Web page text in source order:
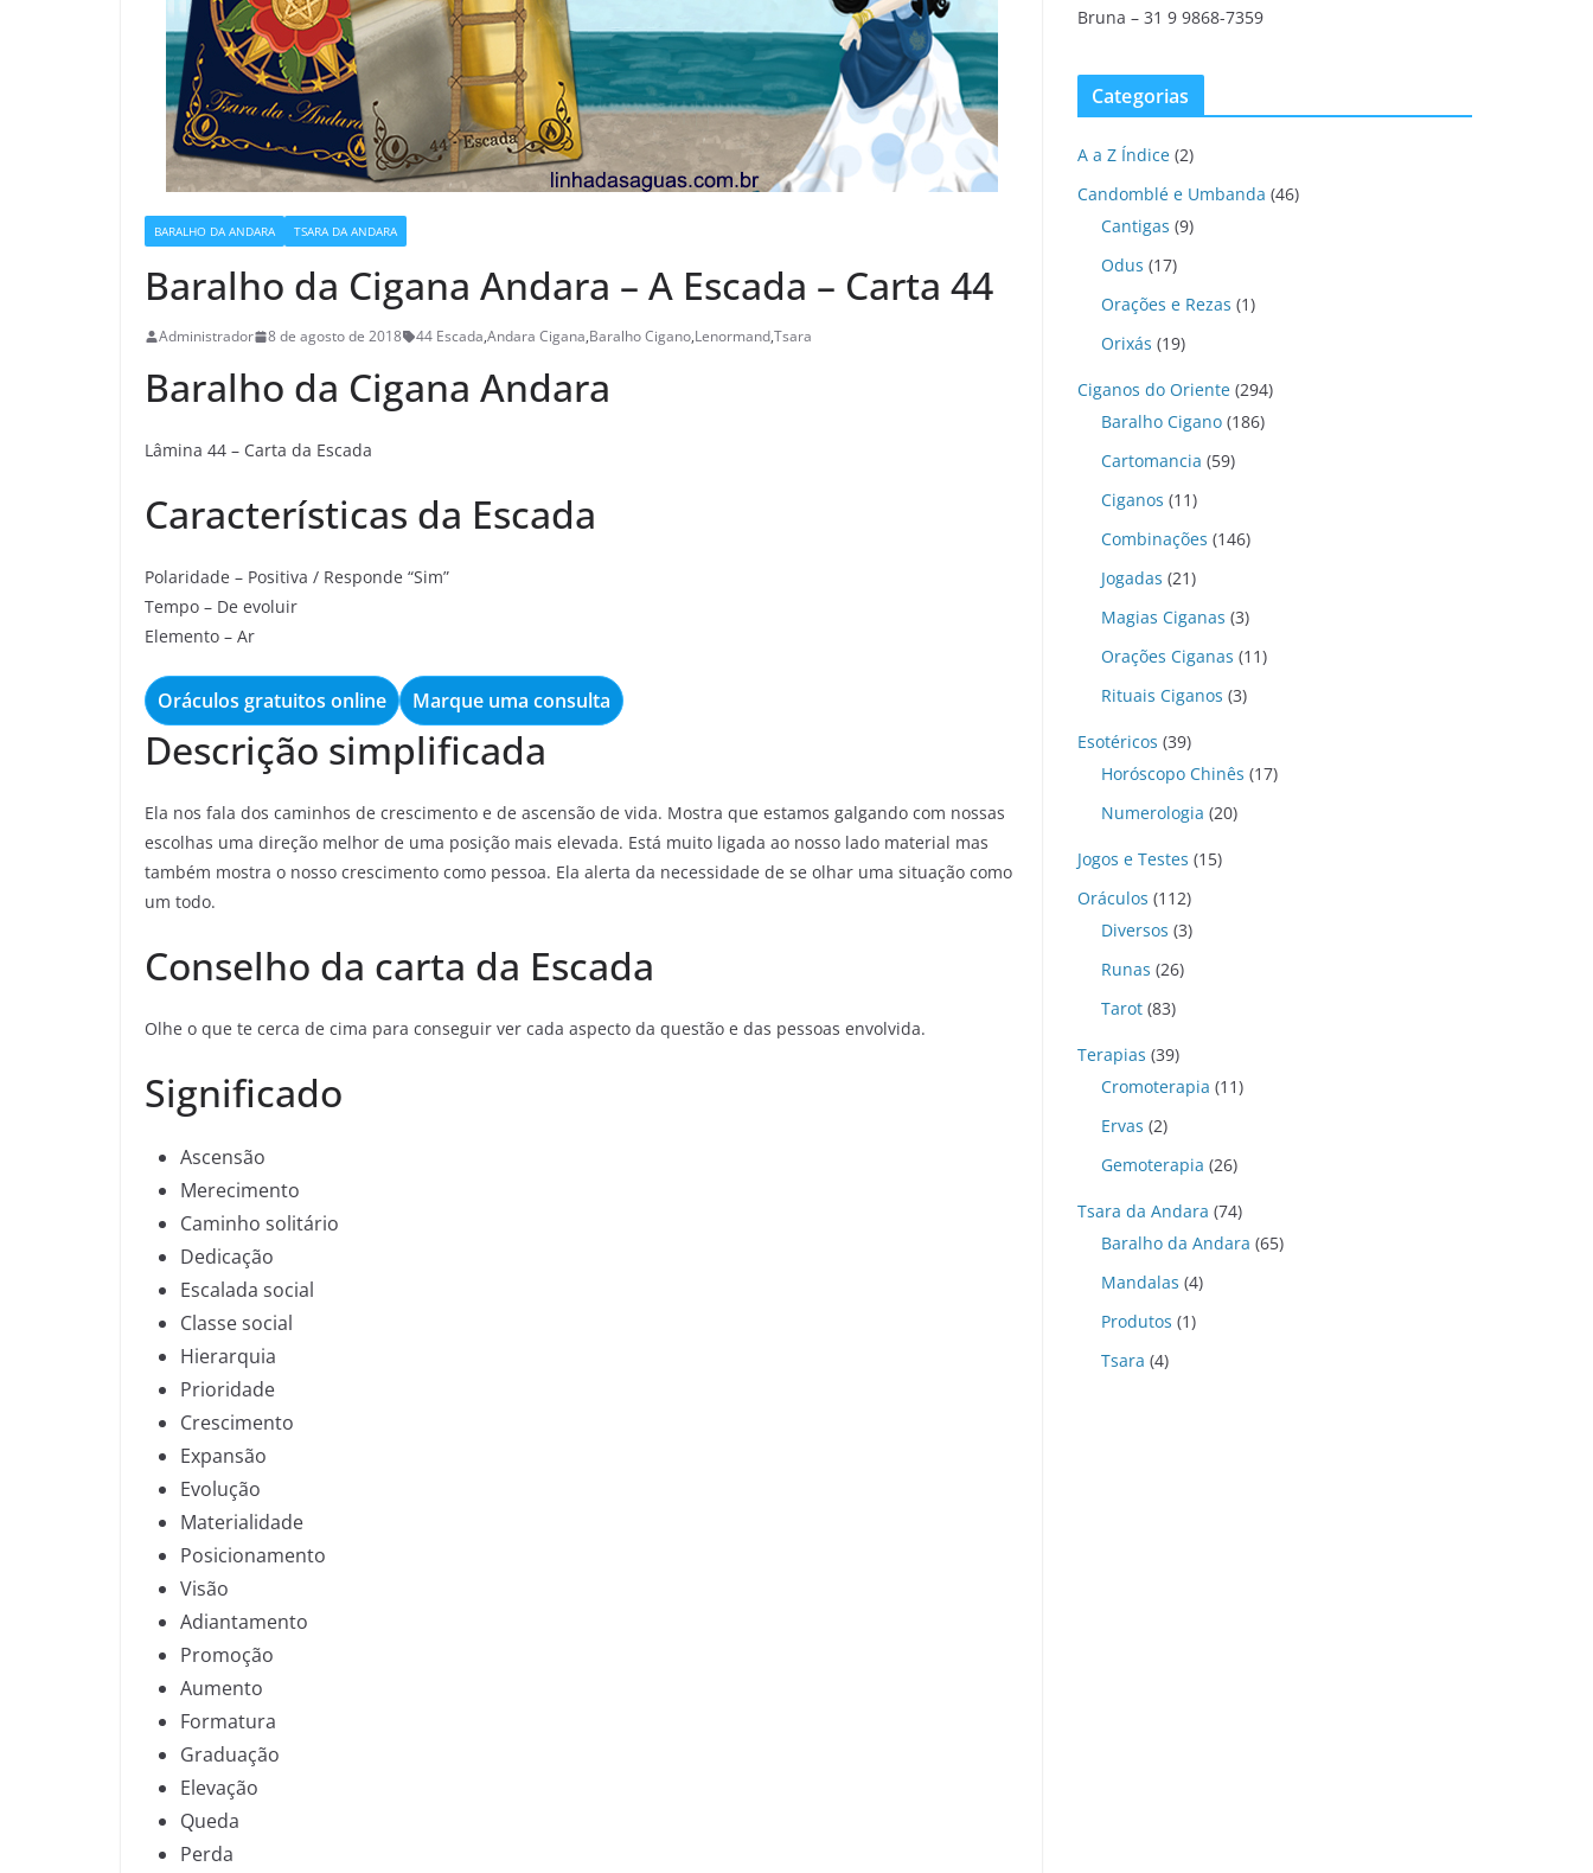
BARALHO DA ANDARA TSARA DA ANDARA
Baralho da Cigana Andara – A Escada – Carta 44
Administrador 8 de agosto de 2018 44 Escada,Andara Cigana,Baralho Cigano,Lenormand,Tsara
Baralho da Cigana Andara
Lâmina 44 – Carta da Escada
Características da Escada
Polaridade – Positiva / Responde “Sim”
Tempo – De evoluir
Elemento – Ar
Oráculos gratuitos online Marque uma consulta
Descrição simplificada
Ela nos fala dos caminhos de crescimento e de ascensão de vida. Mostra que estamos galgando com nossas
escolhas uma direção melhor de uma posição mais elevada. Está muito ligada ao nosso lado material mas
também mostra o nosso crescimento como pessoa. Ela alerta da necessidade de se olhar uma situação como
um todo.
Conselho da carta da Escada
Olhe o que te cerca de cima para conseguir ver cada aspecto da questão e das pessoas envolvida.
Significado
Ascensão
Merecimento
Caminho solitário
Dedicação
Escalada social
Classe social
Hierarquia
Prioridade
Crescimento
Expansão
Evolução
Materialidade
Posicionamento
Visão
Adiantamento
Promoção
Aumento
Formatura
Graduação
Elevação
Queda
Perda
Bruna – 31 9 9868-7359
Categorias
A a Z Índice (2)
Candomblé e Umbanda (46)
Cantigas (9)
Odus (17)
Orações e Rezas (1)
Orixás (19)
Ciganos do Oriente (294)
Baralho Cigano (186)
Cartomancia (59)
Ciganos (11)
Combinações (146)
Jogadas (21)
Magias Ciganas (3)
Orações Ciganas (11)
Rituais Ciganos (3)
Esotéricos (39)
Horóscopo Chinês (17)
Numerologia (20)
Jogos e Testes (15)
Oráculos (112)
Diversos (3)
Runas (26)
Tarot (83)
Terapias (39)
Cromoterapia (11)
Ervas (2)
Gemoterapia (26)
Tsara da Andara (74)
Baralho da Andara (65)
Mandalas (4)
Produtos (1)
Tsara (4)